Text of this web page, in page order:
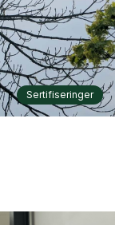
Sertifiseringer